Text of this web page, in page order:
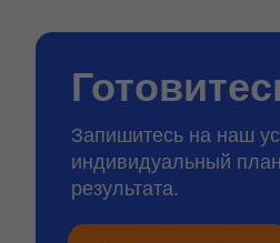
Запишитесь на наш
индивидуальный
результата.